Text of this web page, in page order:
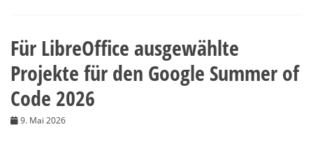
Für LibreOffice ausgewählte
Projekte für den Google Summer of
Code 2026
9. Mai 2026